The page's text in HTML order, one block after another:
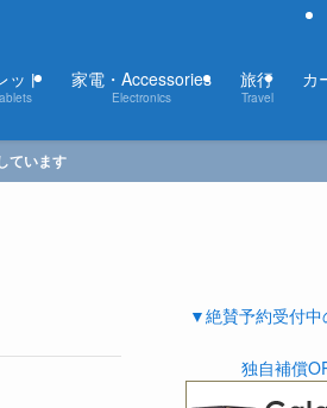
ット 家電・Accessories
Electronics
旅行
Travel
カ
ています
▼絶賛予約受付中
独自補償